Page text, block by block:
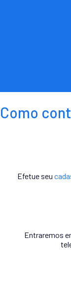
Como
Efetue seu
Entraremos